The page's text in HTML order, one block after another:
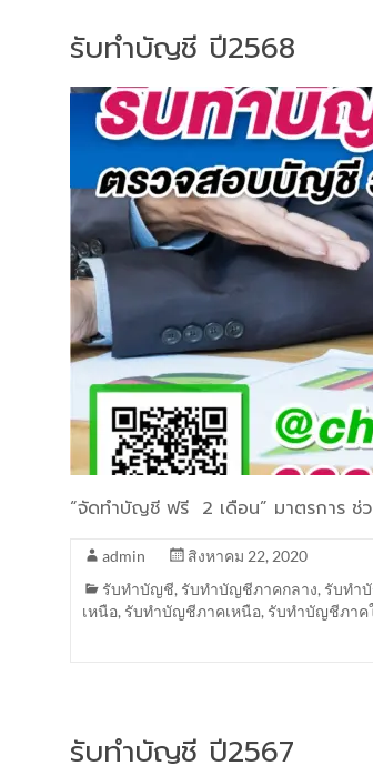
รับทำบัญชี ปี2568
“จัดทำบัญชี ฟรี 2 เดือน” มาตรการ ช่ว
admin
สิงหาคม 22, 2020
รับทำบัญชี, รับทำบัญชีภาคกลาง, รับทำ
เหนือ, รับทำบัญชีภาคเหนือ, รับทำบัญชีภาค
รับทำบัญชี ปี2567